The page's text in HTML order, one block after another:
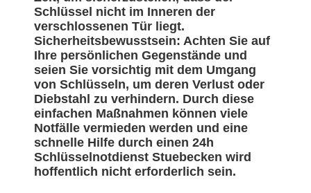
Schlüssel nicht im Inneren der
verschlossenen Tür liegt.
Sicherheitsbewusstsein: Achten Sie auf
Ihre persönlichen Gegenstände und
seien Sie vorsichtig mit dem Umgang
von Schlüsseln, um deren Verlust oder
Diebstahl zu verhindern. Durch diese
einfachen Maßnahmen können viele
Notfälle vermieden werden und eine
schnelle Hilfe durch einen 24h
Schlüsselnotdienst Stuebecken wird
hoffentlich nicht erforderlich sein.